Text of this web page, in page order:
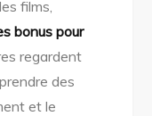
films,
bonus pour
regardent
des
et le